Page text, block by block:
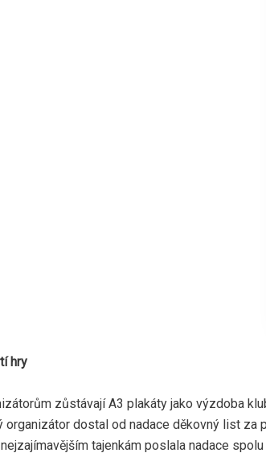
hry
zůstávají A3 plakáty jako výzdoba
organizátor dostal od nadace děkovný list za
tajenkám poslala nadace